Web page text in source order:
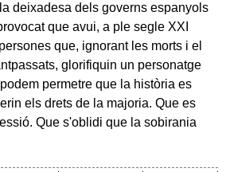
deixadesa dels governs espanyols
que avui, a ple segle XXI
que, ignorant les morts i el
glorifiquin un personatge
permetre que la història es
els drets de la majoria. Que es
Que s'oblidi que la sobirania